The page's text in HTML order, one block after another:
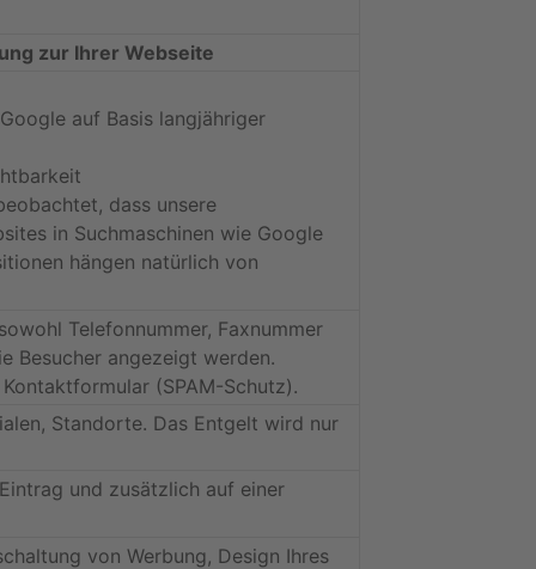
zur Ihrer Webseite
auf Basis langjähriger
dass unsere
in Suchmaschinen wie Google
hängen natürlich von
Telefonnummer, Faxnummer
Besucher angezeigt werden.
(SPAM-Schutz).
Standorte. Das Entgelt wird nur
und zusätzlich auf einer
von Werbung, Design Ihres